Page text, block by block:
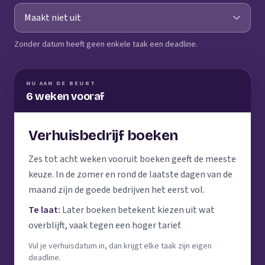
Zonder datum heeft geen enkele taak een deadline.
NU AAN DE BEURT
6 weken vooraf
Verhuisbedrijf boeken
Zes tot acht weken vooruit boeken geeft de meeste
keuze. In de zomer en rond de laatste dagen van de
maand zijn de goede bedrijven het eerst vol.
Te laat: Later boeken betekent kiezen uit wat
overblijft, vaak tegen een hoger tarief.
Vul je verhuisdatum in, dan krijgt elke taak zijn eigen
deadline.